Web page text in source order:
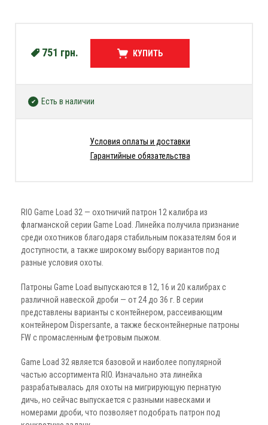
RIO Game Load 32 — охотничий патрон 12 калибра из
флагманской серии Game Load. Линейка получила признание
среди охотников благодаря стабильным показателям боя и
доступности, а также широкому выбору вариантов под
разные условия охоты.
Патроны Game Load выпускаются в 12, 16 и 20 калибрах с
различной навеской дроби — от 24 до 36 г. В серии
представлены варианты с контейнером, рассеивающим
контейнером Dispersante, а также бесконтейнерные патроны
FW с промасленным фетровым пыжом.
Game Load 32 является базовой и наиболее популярной
частью ассортимента RIO. Изначально эта линейка
разрабатывалась для охоты на мигрирующую пернатую
дичь, но сейчас выпускается с разными навесками и
номерами дроби, что позволяет подобрать патрон под
751 грн. КУПИТЬ
Есть в наличии
Условия оплаты и доставки
Гарантийные обязательства